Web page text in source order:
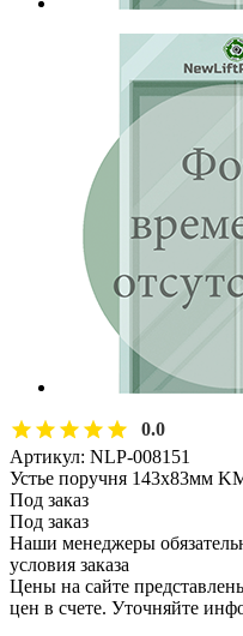
0.0
Артикул: NLP-008151
Устье поручня 143х83мм
Под заказ
Под заказ
Наши менеджеры
условия заказа
Цены на сайте
цен в счете. Уточняйте